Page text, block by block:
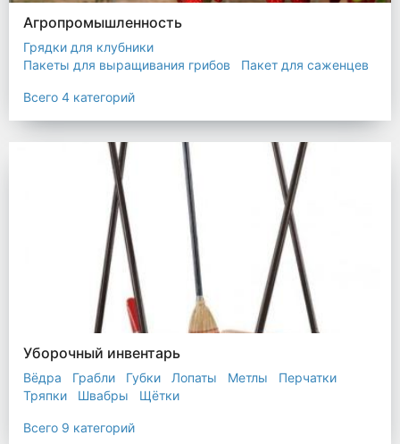
Агропромышленность
Грядки для клубники
Пакеты для выращивания грибов
Пакет для саженцев
Всего 4 категорий
Уборочный инвентарь
Вёдра Грабли Губки Лопаты Метлы
Перчатки
Тряпки
Швабры Щётки
Всего 9 категорий